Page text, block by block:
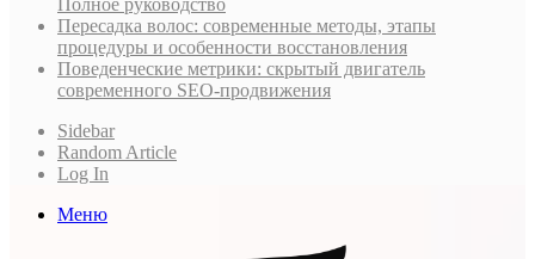
Полное руководство
Пересадка волос: современные методы, этапы
процедуры и особенности восстановления
Поведенческие метрики: скрытый двигатель
современного SEO-продвижения
Sidebar
Random Article
Log In
Меню